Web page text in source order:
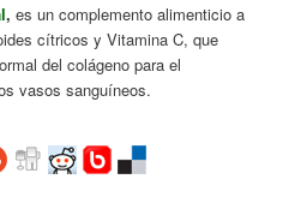
, es un complemento alimenticio a
cítricos y Vitamina C, que
del colágeno para el
vasos sanguíneos.